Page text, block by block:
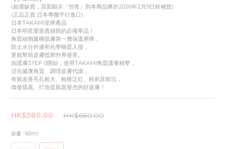
(如遇缺貨，頁面顯示「預售」則本商品將於2026年2月9日前補貨)
(正品正貨 日本專櫃平行進口)
日本TAKAMI皇牌產品
日本明星塑造貴婦肌的必備單品！
角質細胞建構肌膚第一層保護屏障，
防止水分外滲和化學物質入侵，
更能幫助皮膚抵禦外界侵害。
由護膚STEP 0開始，使用TAKAMI角質護養精華，
活化健康角質、調理皮膚代謝，
有效改善毛孔粗大、粗糙泛紅、粉刺及暗沉，
煥發肌底、打造從肌底發光的好皮膚！​
HK$680.00
HK$580.00
容量 : 60ml